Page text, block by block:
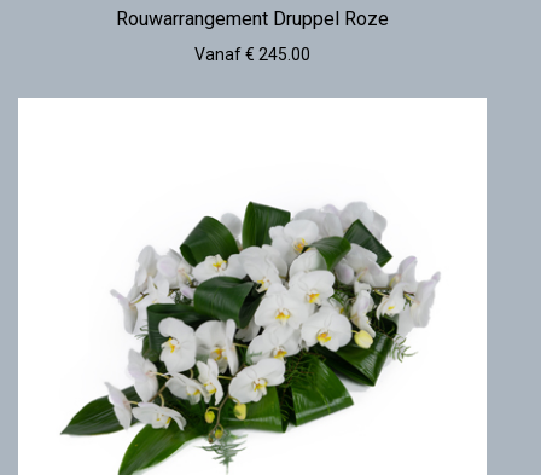
Rouwarrangement Druppel Roze
Vanaf € 245.00